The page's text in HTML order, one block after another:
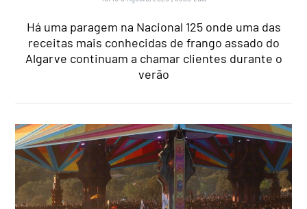
Há uma paragem na Nacional 125 onde uma das
receitas mais conhecidas de frango assado do
Algarve continuam a chamar clientes durante o
verão